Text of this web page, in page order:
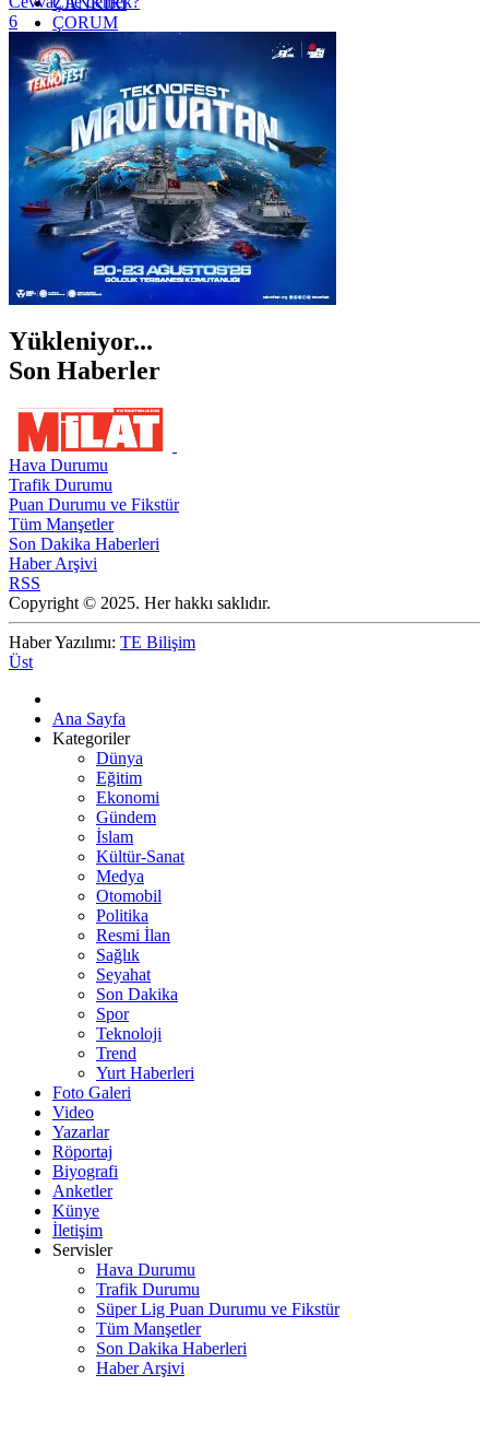
ÇORUM
İSTANBUL
İZMİR
ŞANLIURFA
ŞIRNAK
6
Yükleniyor...
Son Haberler
Hava Durumu
Trafik Durumu
Puan Durumu ve Fikstür
Tüm Manşetler
Son Dakika Haberleri
Haber Arşivi
RSS
Copyright © 2025. Her hakkı saklıdır.
Haber Yazılımı: TE Bilişim
Üst
Ana Sayfa
Kategoriler
Dünya
Eğitim
Ekonomi
Gündem
İslam
Kültür-Sanat
Medya
Otomobil
Politika
Resmi İlan
Sağlık
Seyahat
Son Dakika
Spor
Teknoloji
Trend
Yurt Haberleri
Foto Galeri
Video
Yazarlar
Röportaj
Biyografi
Anketler
Künye
İletişim
Servisler
Hava Durumu
Trafik Durumu
Süper Lig Puan Durumu ve Fikstür
Tüm Manşetler
Son Dakika Haberleri
Haber Arşivi